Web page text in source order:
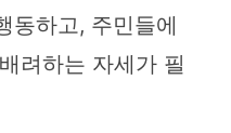
동하고, 주민들에
려하는 자세가 필